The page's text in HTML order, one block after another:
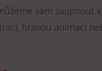
vám zaujmout
hravou animací